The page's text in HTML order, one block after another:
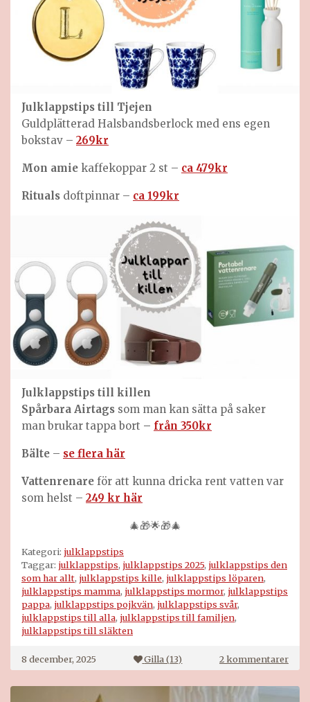
Julklappstips till Tjejen
Guldplätterad Halsbandsberlock med ens egen
bokstav – 269kr
Mon amie kaffekoppar 2 st – ca 479kr
Rituals doftpinnar – ca 199kr
Julklappstips till killen
Spårbara Airtags som man kan sätta på saker
man brukar tappa bort – från 350kr
Bälte – se flera här
Vattenrenare för att kunna dricka rent vatten var
som helst – 249 kr här
🎄🎁🌟🎁🎄
Kategori: julklappstips
Taggar: julklappstips, julklappstips 2025, julklappstips den
som har allt, julklappstips kille, julklappstips löparen,
julklappstips mamma, julklappstips mormor, julklappstips
pappa, julklappstips pojkvän, julklappstips svår,
julklappstips till alla, julklappstips till familjen,
julklappstips till släkten
8 december, 2025 Gilla (13) 2 kommentarertill
till